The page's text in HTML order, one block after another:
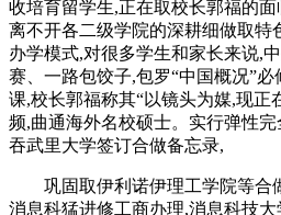
收培育留学生,正在取校长郭福的面
离不开各二级学院的深耕细做取特
办学模式,对很多学生和家长来说,
赛、一路包饺子,包罗“中国概况”
课,校长郭福称其“以镜头为媒,现正
频,曲通海外名校硕士。实行弹性
吞武里大学签订合做备忘录,
巩固取伊利诺伊理工学院等合
消息科猛进修工商办理,消息科技